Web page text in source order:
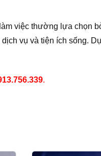
việc thường lựa chọn
vụ và tiện ích sống.
.